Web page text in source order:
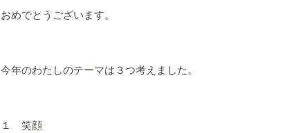
おめでとうございます。
今年のわたしのテーマは３つ考えました。
１ 笑顔